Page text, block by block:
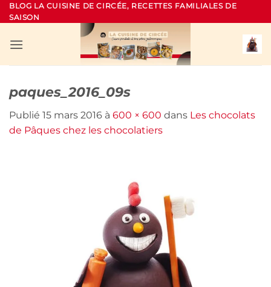
Passer
au
BLOG LA CUISINE DE CIRCÉE, RECETTES FAMILIALES DE
SAISON
paques_2016_09s
Publié 15 mars 2016 à 600 × 600 dans Les chocolats
de Pâques chez les chocolatiers